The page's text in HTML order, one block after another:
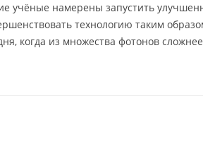
учёные намерены запустить
технологию таким
когда из множества фотонов сложнее